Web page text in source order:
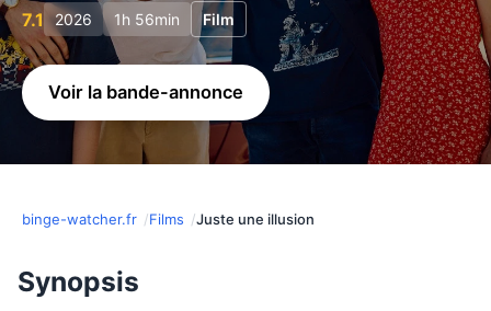
7.1 2026 1h 56min Film
Voir la bande-annonce
binge-watcher.fr Films Juste une illusion
Synopsis